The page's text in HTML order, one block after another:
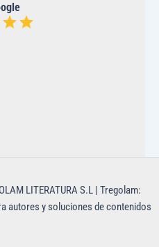
LITERATURA S.L | Tregolam:
autores y soluciones de contenidos